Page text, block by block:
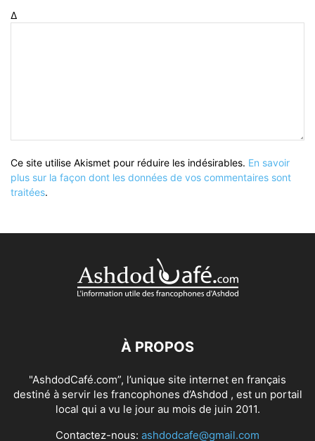
Δ
Ce site utilise Akismet pour réduire les indésirables. En savoir
plus sur la façon dont les données de vos commentaires sont
traitées.
À PROPOS
"AshdodCafé.com”, l’unique site internet en français
destiné à servir les francophones d’Ashdod , est un portail
local qui a vu le jour au mois de juin 2011.
Contactez-nous: ashdodcafe@gmail.com